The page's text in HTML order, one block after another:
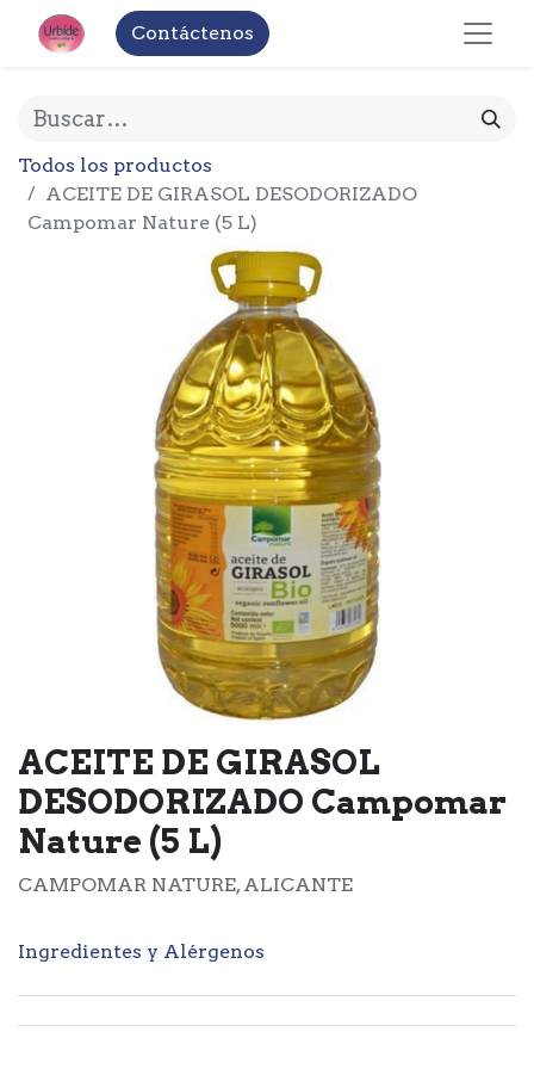
Contáctenos
Todos los productos
ACEITE DE GIRASOL DESODORIZADO
Campomar Nature (5 L)
ACEITE DE GIRASOL
DESODORIZADO Campomar
Nature (5 L)
CAMPOMAR NATURE, ALICANTE
Ingredientes y Alérgenos